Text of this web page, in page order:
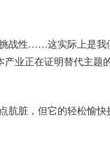
战性……这实际上是
业正在证明替代主题
脏，但它的轻松愉